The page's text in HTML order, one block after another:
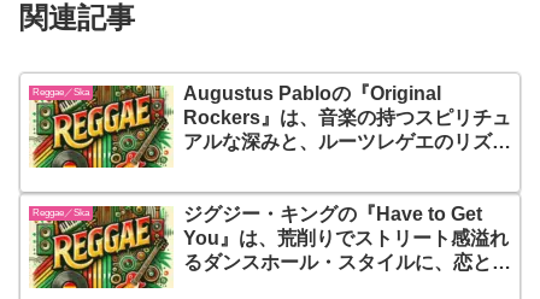
関連記事
Reggae／Ska
Augustus Pabloの『Original
Rockers』は、音楽の持つスピリチュ
アルな深みと、ルーツレゲエのリズム
Reggae／Ska
ジグジー・キングの『Have to Get
You』は、荒削りでストリート感溢れ
るダンスホール・スタイルに、恋と情